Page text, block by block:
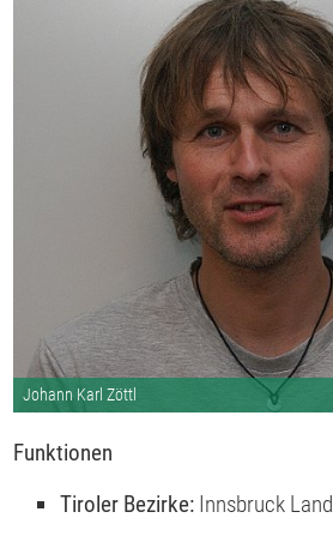
Johann Karl Zöttl
Funktionen
Tiroler Bezirke:Innsbruck Land